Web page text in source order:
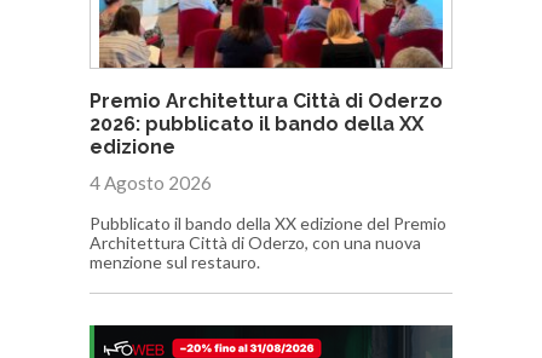
Premio Architettura Città di Oderzo
2026: pubblicato il bando della XX
edizione
4 Agosto 2026
Pubblicato il bando della XX edizione del Premio
Architettura Città di Oderzo, con una nuova
menzione sul restauro.